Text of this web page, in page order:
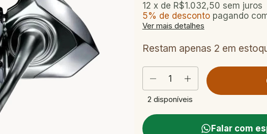
12 x de R$1.032,50 sem juros
5% de descontopagando
Ver mais detalhes
Restam apenas 2 em
2 disponíveis
Falar com